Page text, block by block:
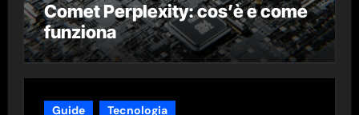
Comet Perplexity: cos’è e come
funziona
Guide Tecnologia